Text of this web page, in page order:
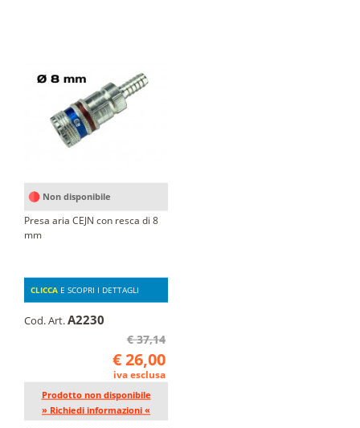
Non disponibile
Presa aria CEJN con resca di 8
mm
CLICCA E SCOPRI I DETTAGLI
Cod. Art.A2230
€ 37,14
€ 26,00
iva esclusa
Prodotto non disponibile
» Richiedi informazioni «